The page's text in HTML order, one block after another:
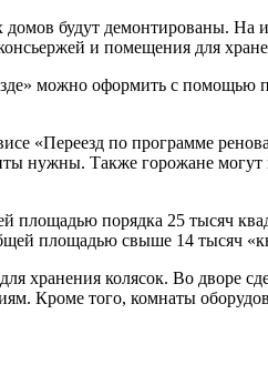
будут демонтированы. На
и помещения для
можно оформить с
«Переезд по программе
нужны. Также горожане
порядка 25 тысяч
площадью свыше 14 тысяч
хранения колясок. Во дворе
Кроме того, комнаты